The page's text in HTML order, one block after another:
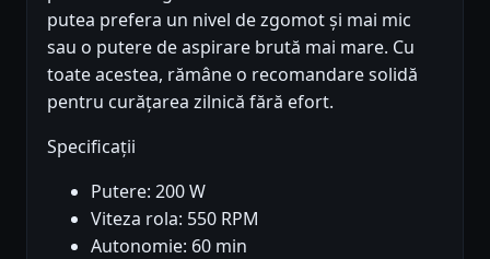
putea prefera un nivel de zgomot și mai mic
sau o putere de aspirare brută mai mare. Cu
toate acestea, rămâne o recomandare solidă
pentru curățarea zilnică fără efort.
Specificații
Putere: 200 W
Viteza rola: 550 RPM
Autonomie: 60 min